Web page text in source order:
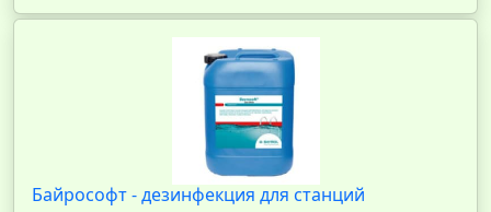
Байрософт - дезинфекция для станций